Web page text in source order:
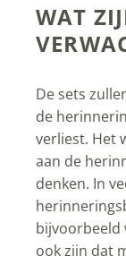
WAT
De sets
de
verliest. Het
aan de
denken. In
bijvoorbeeld
ook zijn dat